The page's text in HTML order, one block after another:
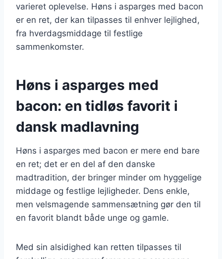
varieret oplevelse. Høns i asparges med bacon
er en ret, der kan tilpasses til enhver lejlighed,
fra hverdagsmiddage til festlige
sammenkomster.
Høns i asparges med
bacon: en tidløs favorit i
dansk madlavning
Høns i asparges med bacon er mere end bare
en ret; det er en del af den danske
madtradition, der bringer minder om hyggelige
middage og festlige lejligheder. Dens enkle,
men velsmagende sammensætning gør den til
en favorit blandt både unge og gamle.
Med sin alsidighed kan retten tilpasses til